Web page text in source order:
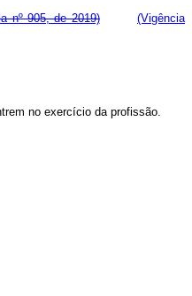
nº 905, de 2019)
(Vigência
no exercício da profissão.